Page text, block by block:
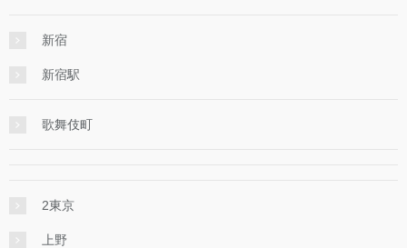
新宿
新宿駅
歌舞伎町
2東京
上野